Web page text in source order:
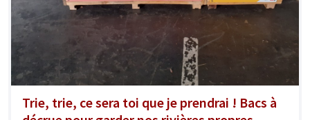
Trie, trie, ce sera toi que je prendrai ! Bacs à